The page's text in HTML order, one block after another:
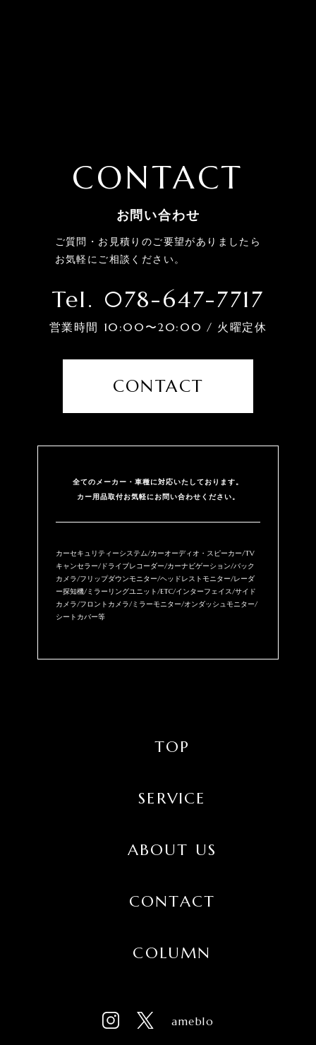
CONTACT
お問い合わせ
ご質問・お見積りのご要望がありましたら
お気軽にご相談ください。
Tel. 078-647-7717
営業時間 10:00〜20:00 / 火曜定休
CONTACT
全てのメーカー・⾞種に対応いたしております。
カー用品取付お気軽にお問い合わせください。
カーセキュリティーシステム/カーオーディオ・スピーカー/TV
キャンセラー/ドライブレコーダー/カーナビゲーション/バック
カメラ/フリップダウンモニター/ヘッドレストモニター/レーダ
ー探知機/ミラーリングユニット/ETC/インターフェイス/サイド
カメラ/フロントカメラ/ミラーモニター/オンダッシュモニター/
シートカバー等
ameblo
TOP
SERVICE
ABOUT US
CONTACT
COLUMN